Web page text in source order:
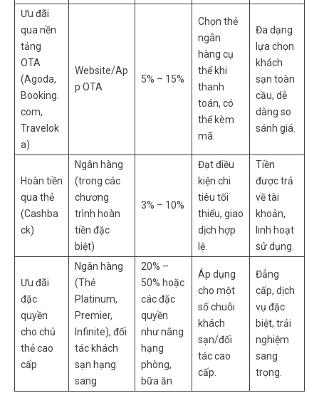
Ưu đãi
qua nền
tảng
OTA
(Agoda,
Booking.
com,
Travelok
a)
Website/Ap
p OTA
5% – 15%
Chọn thẻ
ngân
hàng cụ
thể khi
thanh
toán, có
thể kèm
mã.
Đa dạng
lựa chọn
khách
sạn toàn
cầu, dễ
dàng so
sánh giá.
Hoàn tiền
qua thẻ
(Cashba
ck)
Ngân hàng
(trong các
chương
trình hoàn
tiền đặc
biệt)
3% – 10%
Đạt điều
kiện chi
tiêu tối
thiểu, giao
dịch hợp
lệ.
Tiền
được trả
về tài
khoản,
linh hoạt
sử dụng.
Ưu đãi
đặc
quyền
cho chủ
thẻ cao
cấp
Ngân hàng
(Thẻ
Platinum,
Premier,
Infinite), đối
tác khách
sạn hạng
sang
20% –
50% hoặc
các đặc
quyền
như nâng
hạng
phòng,
bữa ăn
Áp dụng
cho một
số chuỗi
khách
sạn/đối
tác cao
cấp.
Đẳng
cấp, dịch
vụ đặc
biệt, trải
nghiệm
sang
trọng.